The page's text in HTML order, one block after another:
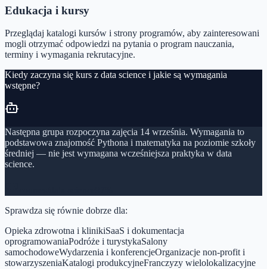
Edukacja i kursy
Przeglądaj katalogi kursów i strony programów, aby zainteresowani
mogli otrzymać odpowiedzi na pytania o program nauczania,
terminy i wymagania rekrutacyjne.
Kiedy zaczyna się kurs z data science i jakie są wymagania
wstępne?
Następna grupa rozpoczyna zajęcia 14 września. Wymagania to
podstawowa znajomość Pythona i matematyka na poziomie szkoły
średniej — nie jest wymagana wcześniejsza praktyka w data
science.
Sprawdza się równie dobrze dla:
Opieka zdrowotna i klinikiSaaS i dokumentacja
oprogramowaniaPodróże i turystykaSalony
samochodoweWydarzenia i konferencjeOrganizacje non-profit i
stowarzyszeniaKatalogi produkcyjneFranczyzy wielolokalizacyjne